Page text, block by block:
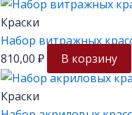
Краски
Набор витражных
810,00 ₽ В корзину
Краски